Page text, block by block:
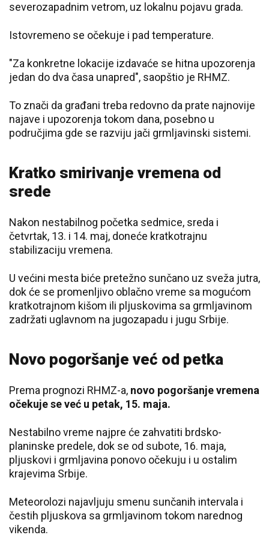
severozapadnim vetrom, uz lokalnu pojavu grada.
Istovremeno se očekuje i pad temperature.
"Za konkretne lokacije izdavaće se hitna upozorenja
jedan do dva časa unapred", saopštio je RHMZ.
To znači da građani treba redovno da prate najnovije
najave i upozorenja tokom dana, posebno u
područjima gde se razviju jači grmljavinski sistemi.
Kratko smirivanje vremena od
srede
Nakon nestabilnog početka sedmice, sreda i
četvrtak, 13. i 14. maj, doneće kratkotrajnu
stabilizaciju vremena.
U većini mesta biće pretežno sunčano uz sveža jutra,
dok će se promenljivo oblačno vreme sa mogućom
kratkotrajnom kišom ili pljuskovima sa grmljavinom
zadržati uglavnom na jugozapadu i jugu Srbije.
Novo pogoršanje već od petka
Prema prognozi RHMZ-a, novo pogoršanje vremena
očekuje se već u petak, 15. maja.
Nestabilno vreme najpre će zahvatiti brdsko-
planinske predele, dok se od subote, 16. maja,
pljuskovi i grmljavina ponovo očekuju i u ostalim
krajevima Srbije.
Meteorolozi najavljuju smenu sunčanih intervala i
čestih pljuskova sa grmljavinom tokom narednog
vikenda.